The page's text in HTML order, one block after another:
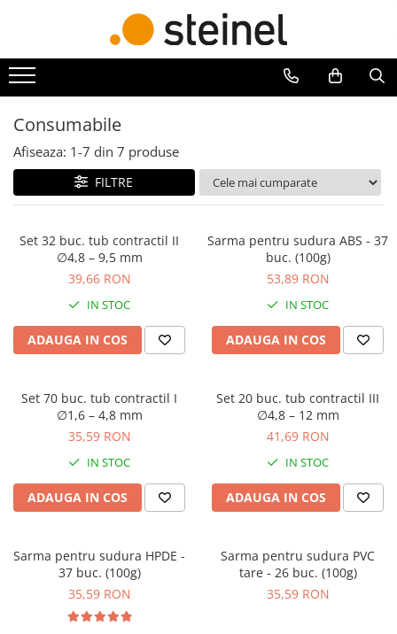
Lămpi
Lampi RGB - 24V
Lămpi cu cameră
Lămpi de grădină
Lămpi solare
Reflectoare
Seria Cube
Seria Spot
Lămpi de interior
Senzori
Senzori de miscare
Scule
Pistoale de lipit
Batoane de lipit
Duze
Suflante cu aer cald si accesorii
Duze suflante
Consumabile
Alte accesorii
Consumabile
Afiseaza: 1-7 din 7 produse
FILTRE
Set 32 buc. tub contractil II
∅4,8 – 9,5 mm
39,66 RON
IN STOC
ADAUGA IN COS
Sarma pentru sudura ABS - 37
buc. (100g)
53,89 RON
IN STOC
ADAUGA IN COS
Set 70 buc. tub contractil I
∅1,6 – 4,8 mm
35,59 RON
IN STOC
ADAUGA IN COS
Set 20 buc. tub contractil III
∅4,8 – 12 mm
41,69 RON
IN STOC
ADAUGA IN COS
Sarma pentru sudura HPDE -
37 buc. (100g)
35,59 RON
Sarma pentru sudura PVC
tare - 26 buc. (100g)
35,59 RON